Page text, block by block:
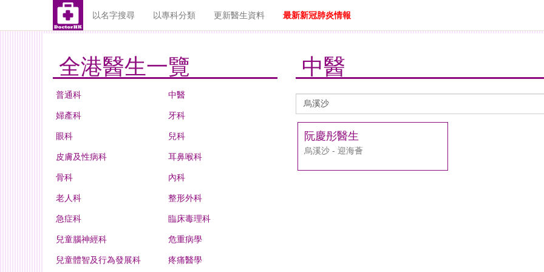
以名字搜尋 以專科分類 更新醫生資料 最新新冠肺炎情報
全港醫生一覽
普通科 中醫
婦產科 牙科
眼科 兒科
皮膚及性病科 耳鼻喉科
骨科 內科
老人科 整形外科
急症科 臨床毒理科
兒童腦神經科 危重病學
兒童體智及行為發展科 疼痛醫學
中醫
生
阮慶彤醫生
烏溪沙 - 迎海薈